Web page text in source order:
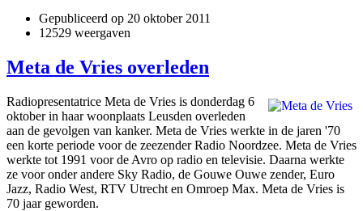
Gepubliceerd op 20 oktober 2011
12529 weergaven
Meta de Vries overleden
Radiopresentatrice Meta de Vries is donderdag 6
oktober in haar woonplaats Leusden overleden
aan de gevolgen van kanker. Meta de Vries werkte in de jaren '70
een korte periode voor de zeezender Radio Noordzee. Meta de Vries
werkte tot 1991 voor de Avro op radio en televisie. Daarna werkte
ze voor onder andere Sky Radio, de Gouwe Ouwe zender, Euro
Jazz, Radio West, RTV Utrecht en Omroep Max. Meta de Vries is
70 jaar geworden.